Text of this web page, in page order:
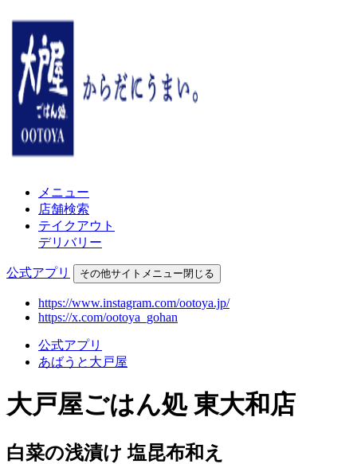
メニュー
店舗検索
テイクアウト
デリバリー
公式アプリ その他サイトメニュー閉じる
https://www.instagram.com/ootoya.jp/
https://x.com/ootoya_gohan
公式アプリ
あばうと大戸屋
大戸屋ごはん処 東大和店
白菜の浅漬け 塩昆布和え